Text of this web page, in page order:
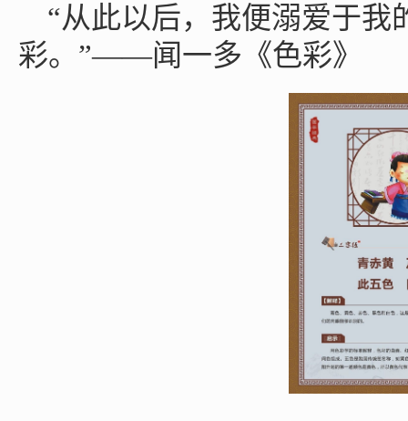
“从此以后，我便溺爱于我
彩。”——闻一多《色彩》